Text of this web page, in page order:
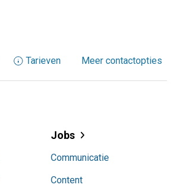
Tarieven Meer contactopties
Jobs
Communicatie
Content